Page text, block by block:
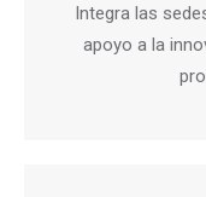
Integra las
apoyo a la